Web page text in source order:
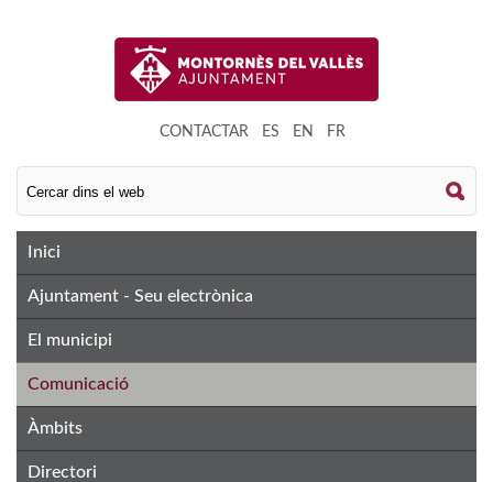
CONTACTAR| ES EN FR
Inici
Ajuntament - Seu electrònica
El municipi
Comunicació
Àmbits
Directori